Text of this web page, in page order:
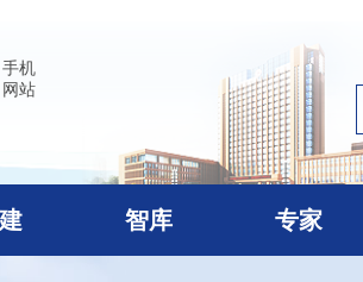
手机
网站
智库 专家